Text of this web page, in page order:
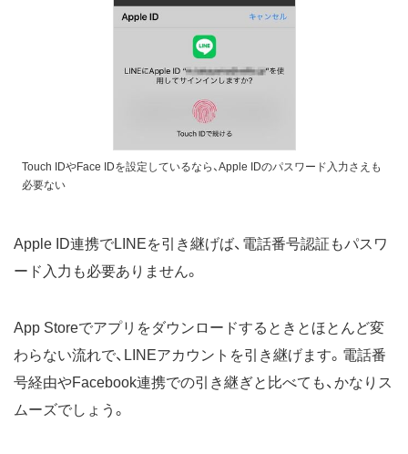
Touch IDやFace IDを設定しているなら、Apple IDのパスワード入力さえも
必要ない
Apple ID連携でLINEを引き継げば、電話番号認証もパスワ
ード入力も必要ありません。
App Storeでアプリをダウンロードするときとほとんど変
わらない流れで、LINEアカウントを引き継げます。電話番
号経由やFacebook連携での引き継ぎと比べても、かなりス
ムーズでしょう。